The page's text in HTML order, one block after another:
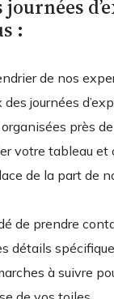
journées
:
de nos
journées
près
votre tableau et
de la part de
de prendre
détails
à suivre